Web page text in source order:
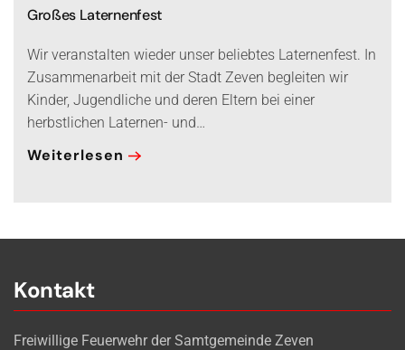
Großes Laternenfest
Wir veranstalten wieder unser beliebtes Laternenfest. In
Zusammenarbeit mit der Stadt Zeven begleiten wir
Kinder, Jugendliche und deren Eltern bei einer
herbstlichen Laternen- und…
Weiterlesen
Kontakt
Freiwillige Feuerwehr der Samtgemeinde Zeven